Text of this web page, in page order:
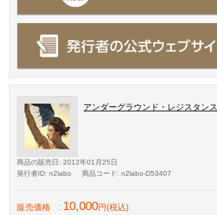
アンダーグラウンド・レジスタンス
商品の販売日 : 2012年01月25日
発行者ID: n2labo 商品コード: n2labo-D53407
販売価格 : 10,000円(税込)